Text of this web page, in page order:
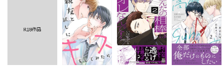
霧嶋珠生
きゐち三文
くもぎり太郎
ナナメグリ
ホマ蔵 卯月翔
桑原祐子